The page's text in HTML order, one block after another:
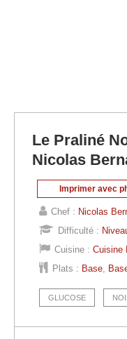
Le Praliné
Nicolas
Imprimer avec
Chef : Nicolas
Difficulté :
Cuisine : Cuisine
Plats : Base
GLUCOSE